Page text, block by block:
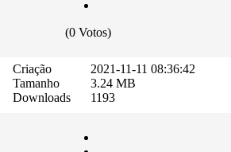
(0 Votos)
Criação
Tamanho
Downloads
2021-11-11 08:36:42
3.24 MB
1193